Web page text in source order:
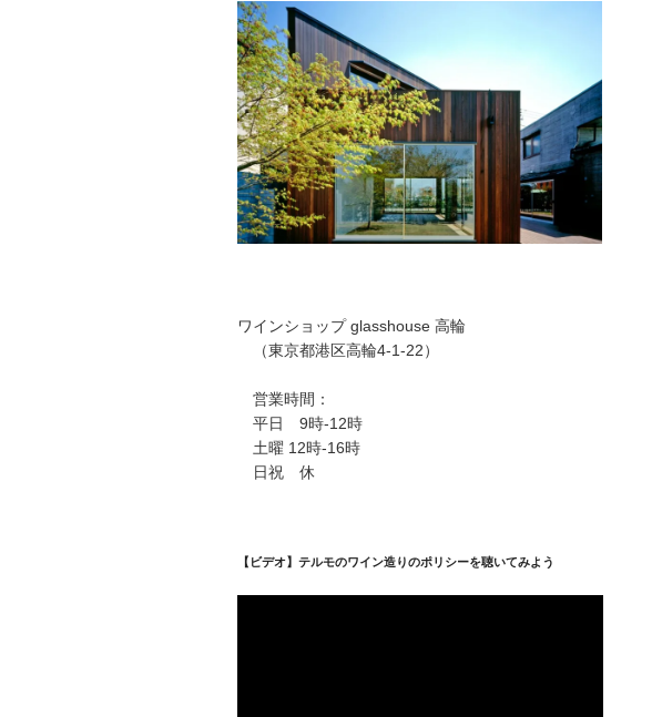
ワインショップ glasshouse 高輪
（東京都港区高輪4-1-22）
営業時間：
平日 9時-12時
土曜 12時-16時
日祝 休
【ビデオ】テルモのワイン造りのポリシーを聴いてみよう